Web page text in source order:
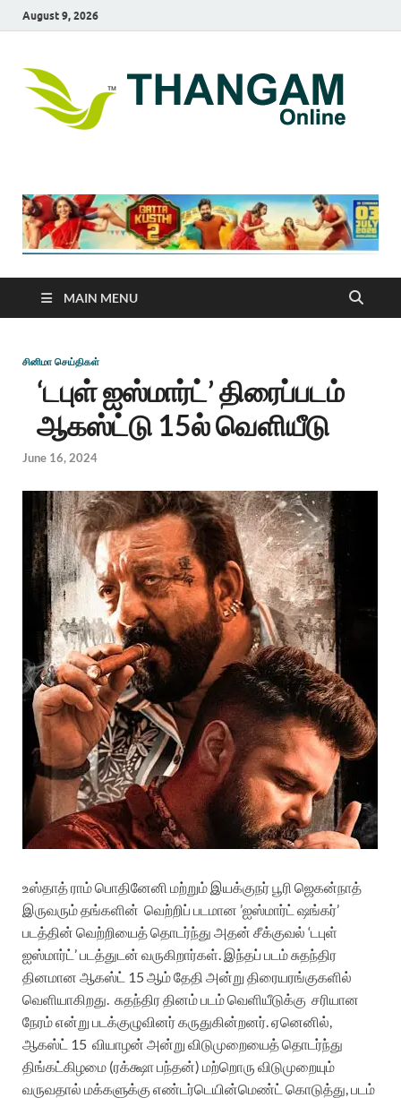
August 9, 2026
MAIN MENU
சினிமா செய்திகள்
‘டபுள் ஐஸ்மார்ட்’ திரைப்படம்
ஆகஸ்ட்டு 15ல் வெளியீடு
June 16, 2024
உஸ்தாத் ராம் பொதினேனி மற்றும் இயக்குநர் பூரி ஜெகன்நாத்
இருவரும் தங்களின் வெற்றிப் படமான ’ஐஸ்மார்ட் ஷங்கர்’
படத்தின் வெற்றியைத் தொடர்ந்து அதன் சீக்குவல் ‘டபுள்
ஐஸ்மார்ட்’ படத்துடன் வருகிறார்கள். இந்தப் படம் சுதந்திர
தினமான ஆகஸ்ட் 15 ஆம் தேதி அன்று திரையரங்குகளில்
வெளியாகிறது. சுதந்திர தினம் படம் வெளியீடுக்கு சரியான
நேரம் என்று படக்குழுவினர் கருதுகின்றனர். ஏனெனில்,
ஆகஸ்ட் 15 வியாழன் அன்று விடுமுறையைத் தொடர்ந்து
திங்கட்கிழமை (ரக்க்ஷா பந்தன்) மற்றொரு விடுமுறையும்
வருவதால் மக்களுக்கு எண்டர்டெயின்மெண்ட் கொடுத்து, படம்